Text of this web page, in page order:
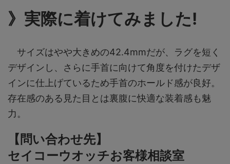
》実際に着けてみました!
サイズはやや大きめの42.4mmだが、ラグを短く
デザインし、さらに手首に向けて角度を付けたデザ
インに仕上げているため手首のホールド感が良好。
存在感のある見た目とは裏腹に快適な装着感も魅
力。
【問い合わせ先】
セイコーウオッチお客様相談室